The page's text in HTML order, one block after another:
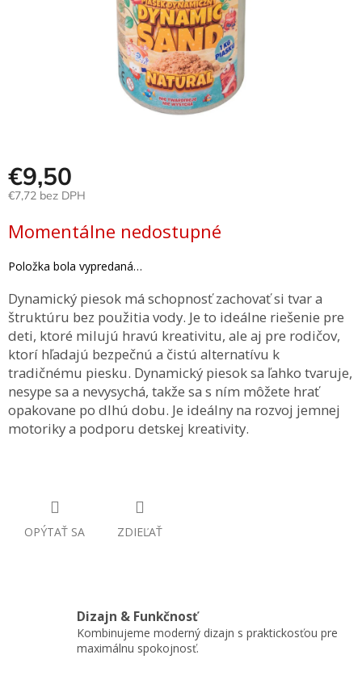
Značky
raj
Prihlásenie
€9,50
€7,72 bez DPH
cena:
Momentálne nedostupné
Položka bola vypredaná…
Dynamický piesok má schopnosť zachovať si tvar a
štruktúru bez použitia vody. Je to ideálne riešenie pre
deti, ktoré milujú hravú kreativitu, ale aj pre rodičov,
ktorí hľadajú bezpečnú a čistú alternatívu k
tradičnému piesku. Dynamický piesok sa ľahko tvaruje,
nesype sa a nevysychá, takže sa s ním môžete hrať
opakovane po dlhú dobu. Je ideálny na rozvoj jemnej
motoriky a podporu detskej kreativity.
OPÝTAŤ SA ZDIEĽAŤ
Dizajn & Funkčnosť
Kombinujeme moderný dizajn s praktickosťou pre
maximálnu spokojnosť.